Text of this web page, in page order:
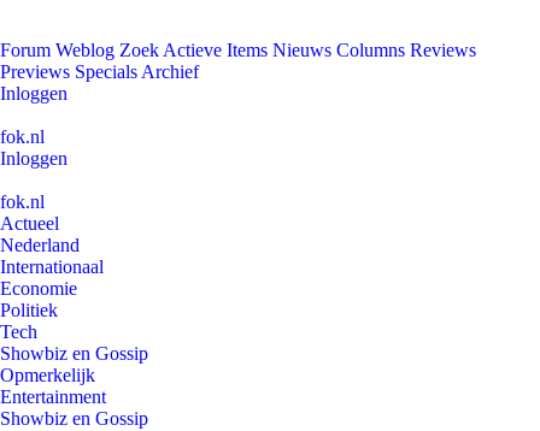
Forum Weblog Zoek Actieve Items Nieuws Columns Reviews
Previews Specials Archief
Inloggen
fok.nl
Inloggen
fok.nl
Actueel
Nederland
Internationaal
Economie
Politiek
Tech
Showbiz en Gossip
Opmerkelijk
Entertainment
Showbiz en Gossip